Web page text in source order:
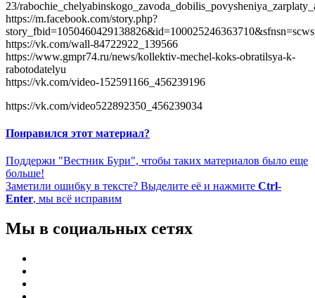
23/
https://m.facebook.com/story.php?
https://vk.com/wall-84722922_139566
https://www.gmpr74.ru/news/kollektiv-mechel-koks-obratilsya-k-
rabotodatelyu
https://vk.com/video-152591166_456239196
https://vk.com/video522892350_456239034
Понравился этот материал?
Поддержи "Вестник Бури", чтобы таких материалов было еще
больше!
Заметили ошибку в тексте? Выделите её и нажмите Ctrl-
Enter, мы всё исправим
Мы в социальных сетях